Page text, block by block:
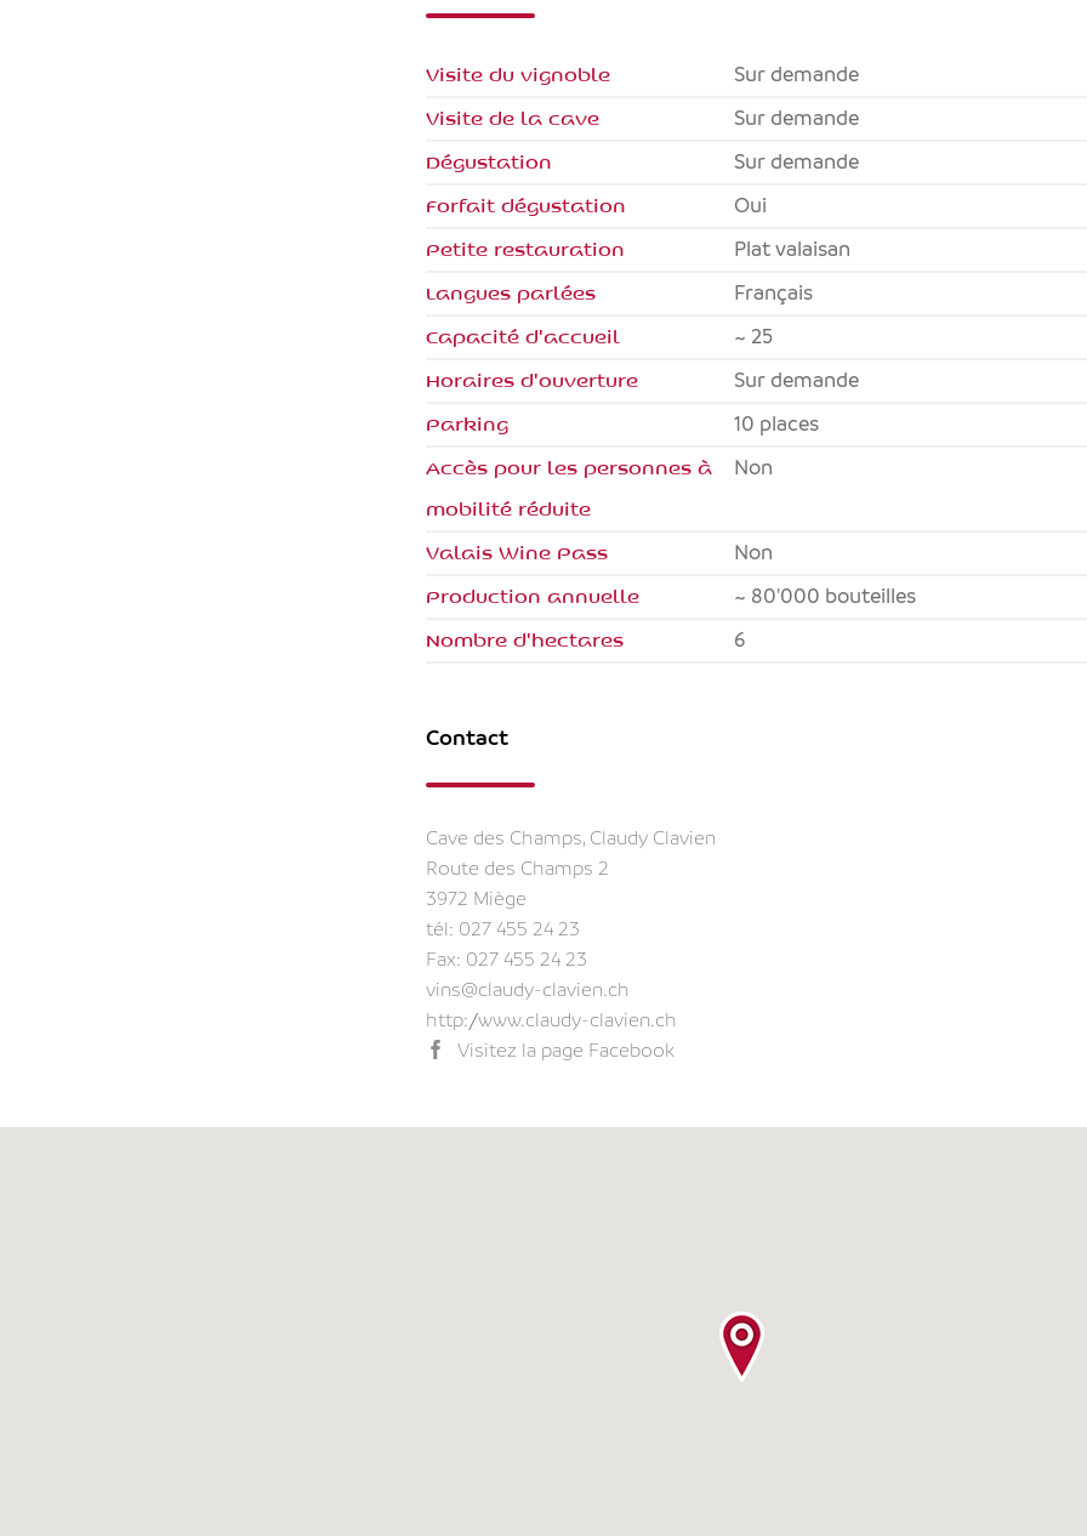
Visite du vignoble Sur demande
Visite de la cave Sur demande
Dégustation Sur demande
Forfait dégustation Oui
Petite restauration Plat valaisan
Langues parlées français
Capacité d'accueil ~ 25
Horaires d'ouverture Sur demande
Parking 10 places
Accès pour les personnes à
mobilité réduite
non
Valais Wine Pass non
Production annuelle ~ 80'000 bouteilles
Nombre d'hectares 6
Contact
Cave des Champs, Claudy Clavien
Route des Champs 2
3972 Miège
tél: 027 455 24 23
Fax: 027 455 24 23
vins@claudy-clavien.ch
http://www.claudy-clavien.ch
Visitez la page Facebook